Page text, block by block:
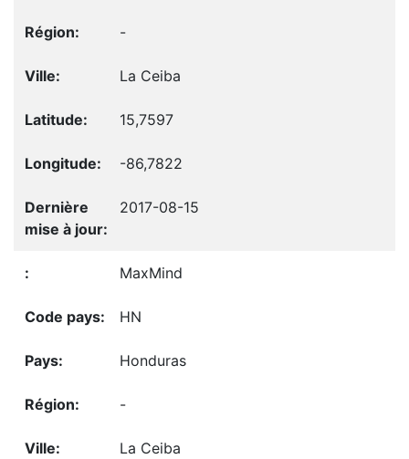
-
La Ceiba
15,7597
-86,7822
2017-08-15
MaxMind
HN
Honduras
-
La Ceiba